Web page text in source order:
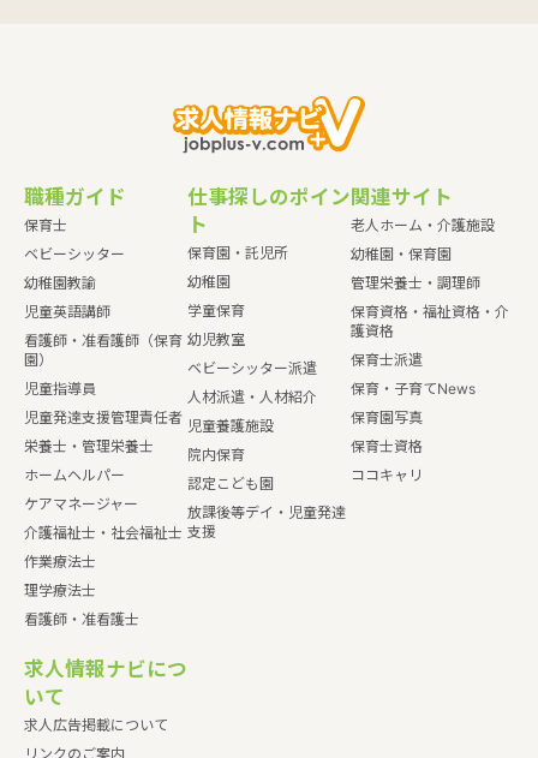
職種ガイド
保育士
ベビーシッター
幼稚園教諭
児童英語講師
看護師・准看護師（保育
園）
児童指導員
児童発達支援管理責任者
栄養士・管理栄養士
ホームヘルパー
ケアマネージャー
介護福祉士・社会福祉士
作業療法士
理学療法士
看護師・准看護士
仕事探しのポイン
ト
保育園・託児所
幼稚園
学童保育
幼児教室
ベビーシッター派遣
人材派遣・人材紹介
児童養護施設
院内保育
認定こども園
放課後等デイ・児童発達
支援
関連サイト
老人ホーム・介護施設
幼稚園・保育園
管理栄養士・調理師
保育資格・福祉資格・介
護資格
保育士派遣
保育・子育てNews
保育園写真
保育士資格
ココキャリ
求人情報ナビにつ
いて
求人広告掲載について
リンクのご案内